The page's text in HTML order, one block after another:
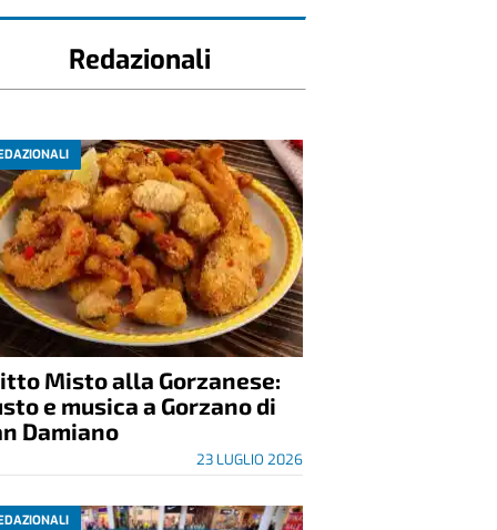
Redazionali
Misto alla Gorzanese:
e musica a Gorzano di
Damiano
23 LUGLIO 2026